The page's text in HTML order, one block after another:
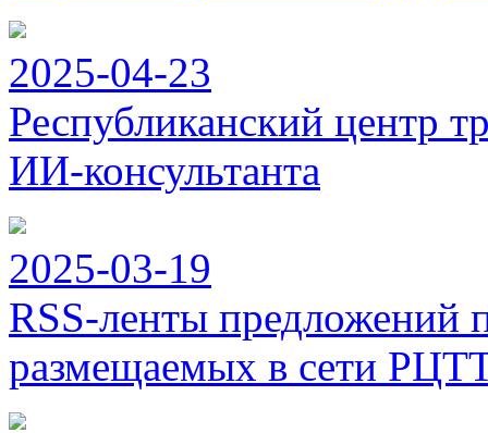
2025-04-23
Республиканский центр
ИИ-консультанта
2025-03-19
RSS-ленты предложений
размещаемых в сети